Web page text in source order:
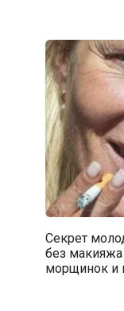
Секрет
без макияжа
морщинок и